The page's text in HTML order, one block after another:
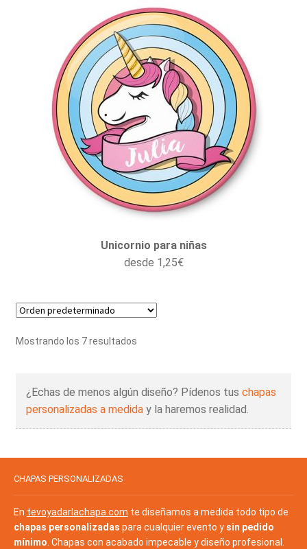
Unicornio para niñas
desde 1,25€
Mostrando los 7 resultados
¿Echas de menos algún diseño? Pídenos tus chapas
personalizadas a mediday la haremos realidad.
CHAPAS PERSONALIZADAS
En tevoyadarlachapa.com te diseñamos a medida todo tipo de
chapas personalizadas para cualquier evento y sin pedido
mínimo . Chapas con acabado impecable y diseño profesional.